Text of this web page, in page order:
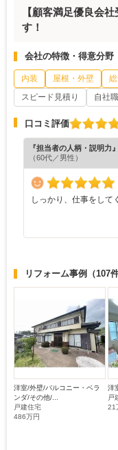
【顧客満足優良会
す！
会社の特徴・得意分野
内装 屋根・外壁
スピード見積り
自社
口コミ評価
『担当者の人柄・説明力
（60代／男性）
しっかり、仕事をして
リフォーム事例 （107
洋室/外壁/バルコニー・ベラ
ンダ/その他/...
戸建住宅
486万円
洋
戸
21